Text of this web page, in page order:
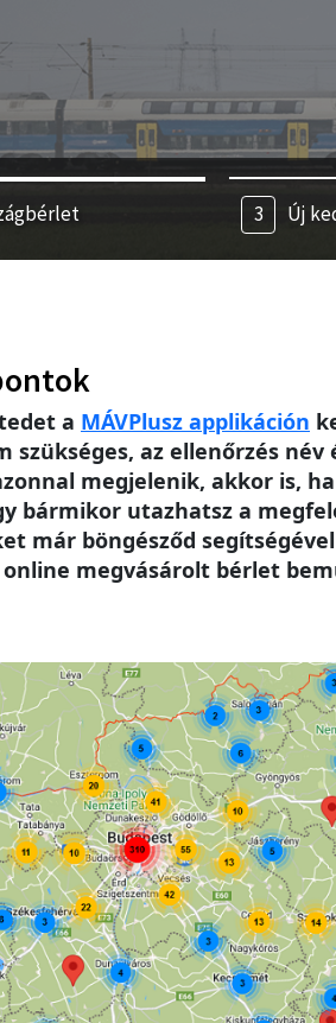
Új
a MÁVPlusz applikáción
szükséges, az ellenőrzés
megjelenik, akkor is,
bármikor utazhatsz a
már böngésződ
megvásárolt bérlet